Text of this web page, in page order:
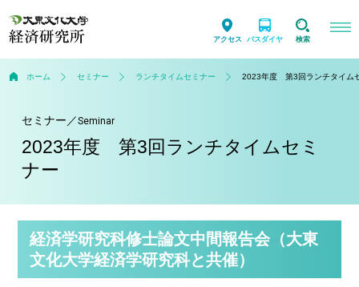
アクセス バスダイヤ 検索
ホーム セミナー ランチタイムセミナー 2023年度 第3回ランチタイム
セミナー ／Seminar
2023年度 第3回ランチタイムセミ
ナー
経済学研究科修士論文中間報告会（大東
文化大学経済学研究科と共催）